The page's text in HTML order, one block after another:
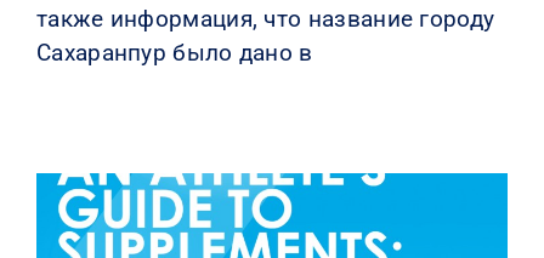
также информация, что название городу
Сахаранпур было дано в